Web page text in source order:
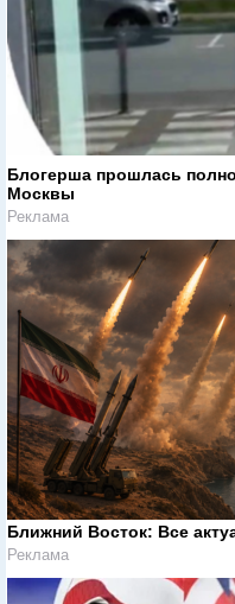
Блогерша прошлась
Москвы
Реклама
Ближний Восток: Все
Реклама